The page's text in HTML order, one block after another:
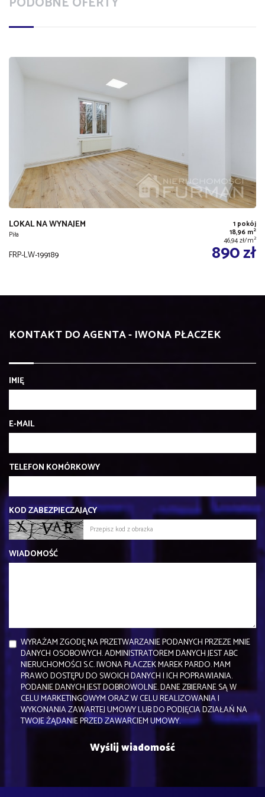
LOKAL NA WYNAJEM
Piła
1 pokój
18,96 m2
46,94 zł/m2
FRP-LW-199189 890 zł
KONTAKT DO AGENTA - IWONA PŁACZEK
IMIĘ
E-MAIL
TELEFON KOMÓRKOWY
KOD ZABEZPIECZAJĄCY
WIADOMOŚĆ
WYRAŻAM ZGODĘ NA PRZETWARZANIE PODANYCH PRZEZE MNIE
DANYCH OSOBOWYCH. ADMINISTRATOREM DANYCH JEST ABC
NIERUCHOMOŚCI S.C. IWONA PŁACZEK MAREK PARDO. MAM
PRAWO DOSTĘPU DO SWOICH DANYCH I ICH POPRAWIANIA.
PODANIE DANYCH JEST DOBROWOLNE. DANE ZBIERANE SĄ W
CELU MARKETINGOWYM ORAZ W CELU REALIZOWANIA I
WYKONANIA ZAWARTEJ UMOWY LUB DO PODJĘCIA DZIAŁAŃ NA
TWOJE ŻĄDANIE PRZED ZAWARCIEM UMOWY.